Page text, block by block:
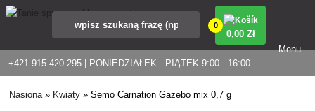
+421 915 420 295 | PONIEDZIAŁEK - PIĄTEK 9:00 - 16:00
0
0,00 Zł
Menu
Nasiona» Kwiaty »Semo Carnation Gazebo mix 0,7 g